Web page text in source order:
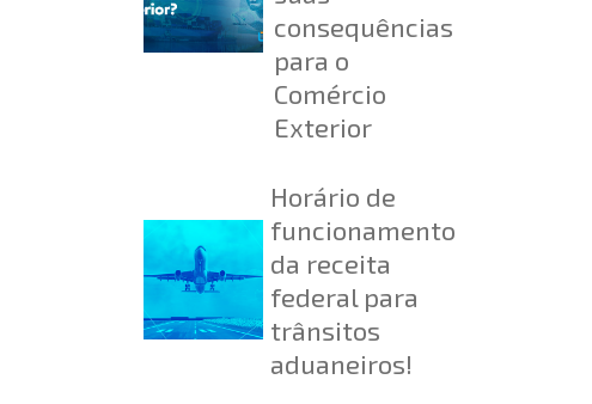
consequências
para o
Comércio
Exterior
Horário de
funcionamento
da receita
federal para
trânsitos
aduaneiros!